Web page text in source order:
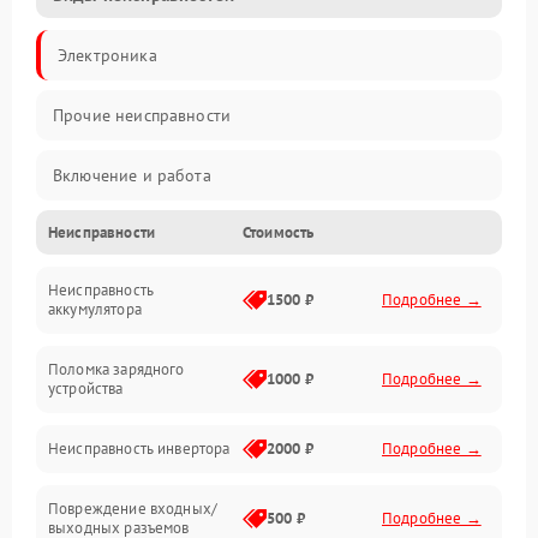
Электроника
Прочие неисправности
Включение и работа
Работа с нагрузкой
Звук и индикация
Неисправности Стоимость
Неисправность
аккумулятора
1500 ₽ Подробнее →
Поломка зарядного
устройства
1000 ₽ Подробнее →
Неисправность инвертора 2000 ₽ Подробнее →
Повреждение входных/
выходных разъемов
500 ₽ Подробнее →